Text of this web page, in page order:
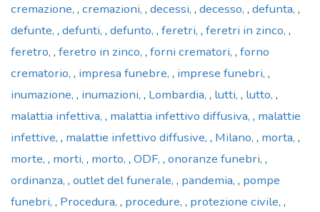
cremazione , cremazioni , decessi , decesso , defunta ,
defunte , defunti , defunto , feretri , feretri in zinco ,
feretro , feretro in zinco , forni crematori , forno
crematorio , impresa funebre , imprese funebri ,
inumazione , inumazioni , Lombardia , lutti , lutto ,
malattia infettiva , malattia infettivo diffusiva , malattie
infettive , malattie infettivo diffusive , Milano , morta ,
morte , morti , morto , ODF , onoranze funebri ,
ordinanza , outlet del funerale , pandemia , pompe
funebri , Procedura , procedure , protezione civile ,